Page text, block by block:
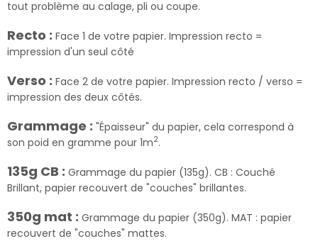
tout problème au calage, pli ou coupe.
Recto : Face 1 de votre papier. Impression recto =
impression d'un seul côté
Verso : Face 2 de votre papier. Impression recto / verso =
impression des deux côtés.
Grammage : "Épaisseur" du papier, cela correspond à
son poid en gramme pour 1m2.
135g CB : Grammage du papier (135g). CB : Couché
Brillant, papier recouvert de "couches" brillantes.
350g mat : Grammage du papier (350g). MAT : papier
recouvert de "couches" mattes.